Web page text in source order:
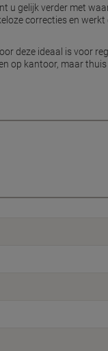
u gelijk verder met
correcties en werkt
deze ideaal is voor
op kantoor, maar